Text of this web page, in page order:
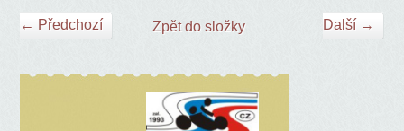
← Předchozí Další →
Zpět do složky